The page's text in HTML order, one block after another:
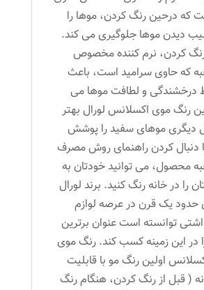
که درحین رنگ کردن، موها را
دیدن موها جلوگیری می کند.
رنگ کردن، نرم کننده مخصوص
که حاوی سرامید است، باعث
درخشندگی و لطافت موها می
رنگ موی اکسلانس لورال بهتر
دیگری موهای سفید را پوشش
دنبال کردن راهنمای روش مصرف
محصول، می توانید خودتان به
را در خانه رنگ کنید. برند لورال
حدود یک قرن در عرصه لوازم
توانسته است عنوان برترین
در این زمینه کسب کند. رنگ موی
اولین رنگ مو با قابلیت
۳ گانه ( قبل از رنگ کردن، هنگام رنگ